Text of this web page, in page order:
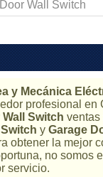
y Mecánica
profesional en
Switch ventas
y Garage
obtener la mejor
no somos
servicio.